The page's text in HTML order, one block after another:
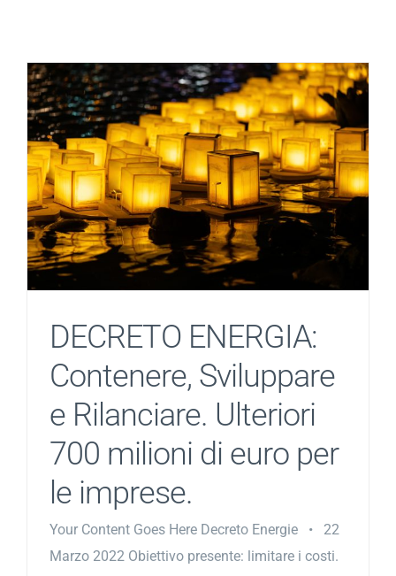
contenuto
DECRETO ENERGIA:
Contenere, Sviluppare
e Rilanciare. Ulteriori
700 milioni di euro per
le imprese.
Your Content Goes Here Decreto Energie • 22
Marzo 2022 Obiettivo presente: limitare i costi.